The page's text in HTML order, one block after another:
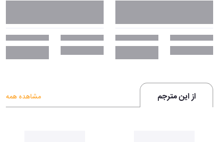
از این مترجم مشاهده همه